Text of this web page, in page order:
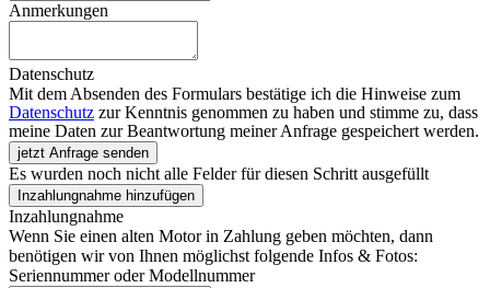
Anmerkungen
Datenschutz
Mit dem Absenden des Formulars bestätige ich die Hinweise zum
Datenschutz zur Kenntnis genommen zu haben und stimme zu, dass
meine Daten zur Beantwortung meiner Anfrage gespeichert werden.
jetzt Anfrage senden
Es wurden noch nicht alle Felder für diesen Schritt ausgefüllt
Inzahlungnahme hinzufügen
Inzahlungnahme
Wenn Sie einen alten Motor in Zahlung geben möchten, dann
benötigen wir von Ihnen möglichst folgende Infos & Fotos:
Seriennummer oder Modellnummer